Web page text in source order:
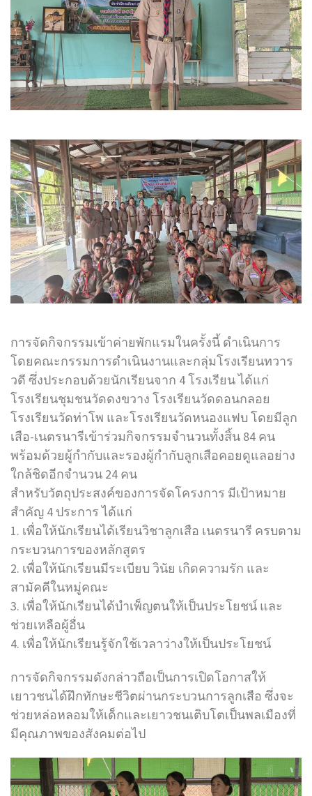
การจัดกิจกรรมเข้าค่ายพักแรมในครั้งนี้ ดำเนินการ
โดยคณะกรรมการดำเนินงานและกลุ่มโรงเรียนทวาร
วดี ซึ่งประกอบด้วยนักเรียนจาก 4 โรงเรียน ได้แก่
โรงเรียนชุมชนวัดดงขวาง โรงเรียนวัดดอนกลอย
โรงเรียนวัดท่าโพ และโรงเรียนวัดหนองแฟบ โดยมีลูก
เสือ-เนตรนารีเข้าร่วมกิจกรรมจำนวนทั้งสิ้น 84 คน
พร้อมด้วยผู้กำกับและรองผู้กำกับลูกเสือคอยดูแลอย่าง
ใกล้ชิดอีกจำนวน 24 คน
สำหรับวัตถุประสงค์ของการจัดโครงการ มีเป้าหมาย
สำคัญ 4 ประการ ได้แก่
1. เพื่อให้นักเรียนได้เรียนวิชาลูกเสือ เนตรนารี ครบตาม
กระบวนการของหลักสูตร
2. เพื่อให้นักเรียนมีระเบียบ วินัย เกิดความรัก และ
สามัคคีในหมู่คณะ
3. เพื่อให้นักเรียนได้บำเพ็ญตนให้เป็นประโยชน์ และ
ช่วยเหลือผู้อื่น
4. เพื่อให้นักเรียนรู้จักใช้เวลาว่างให้เป็นประโยชน์
การจัดกิจกรรมดังกล่าวถือเป็นการเปิดโอกาสให้
เยาวชนได้ฝึกทักษะชีวิตผ่านกระบวนการลูกเสือ ซึ่งจะ
ช่วยหล่อหลอมให้เด็กและเยาวชนเติบโตเป็นพลเมืองที่
มีคุณภาพของสังคมต่อไป